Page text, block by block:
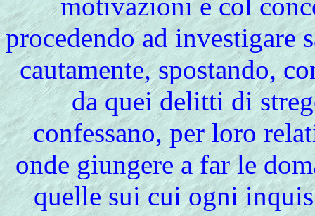
procedendo ad investigare
cautamente, spostando,
da quei delitti di
confessano, per loro
onde giungere a far le
quelle sui cui ogni